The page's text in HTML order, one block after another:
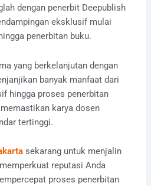
dengan penerbit Deepublish
eksklusif mulai
penerbitan buku.
yang berkelanjutan dengan
banyak manfaat dari
hingga proses penerbitan
karya dosen
tertinggi.
sekarang untuk menjalin
reputasi Anda
proses penerbitan